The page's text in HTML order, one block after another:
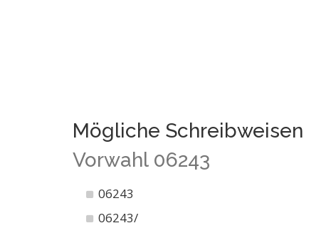
Mögliche Schreibweisen
Vorwahl 06243
06243
06243/